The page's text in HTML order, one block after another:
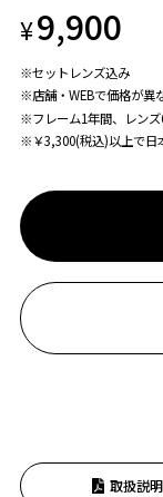
¥9,900
※セットレンズ込み
※店舗・WEBで価格が異
※フレーム1年間、レン
※￥3,300(税込)以上で日
取扱説